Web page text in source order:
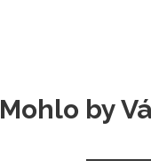
Mohlo by